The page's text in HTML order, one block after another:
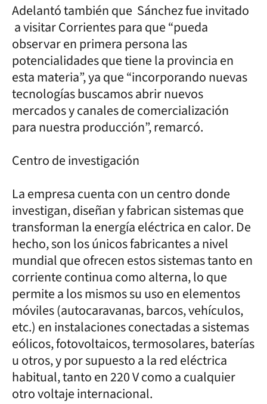
Adelantó también que Sánchez fue invitado
a visitar Corrientes para que “pueda
observar en primera persona las
potencialidades que tiene la provincia en
esta materia”, ya que “incorporando nuevas
tecnologías buscamos abrir nuevos
mercados y canales de comercialización
para nuestra producción”, remarcó.
Centro de investigación
La empresa cuenta con un centro donde
investigan, diseñan y fabrican sistemas que
transforman la energía eléctrica en calor. De
hecho, son los únicos fabricantes a nivel
mundial que ofrecen estos sistemas tanto en
corriente continua como alterna, lo que
permite a los mismos su uso en elementos
móviles (autocaravanas, barcos, vehículos,
etc.) en instalaciones conectadas a sistemas
eólicos, fotovoltaicos, termosolares, baterías
u otros, y por supuesto a la red eléctrica
habitual, tanto en 220 V como a cualquier
otro voltaje internacional.